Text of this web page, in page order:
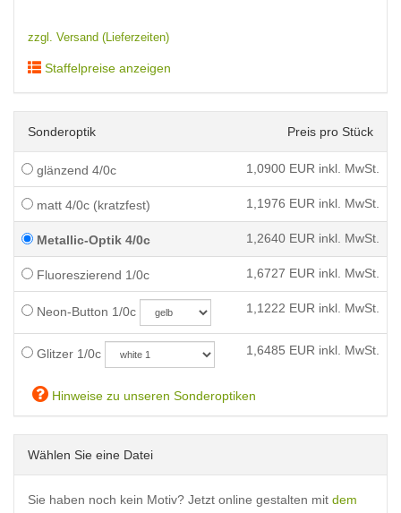
zzgl. Versand (Lieferzeiten)
Staffelpreise anzeigen
Sonderoptik Preis pro Stück
glänzend 4/0c 1,0900 EUR inkl. MwSt.
matt 4/0c (kratzfest) 1,1976 EUR inkl. MwSt.
Metallic-Optik 4/0c 1,2640 EUR inkl. MwSt.
Fluoreszierend 1/0c 1,6727 EUR inkl. MwSt.
Neon-Button 1/0c 1,1222 EUR inkl. MwSt.
Glitzer 1/0c 1,6485 EUR inkl. MwSt.
Hinweise zu unseren Sonderoptiken
Wählen Sie eine Datei
Sie haben noch kein Motiv? Jetzt online gestalten mit dem